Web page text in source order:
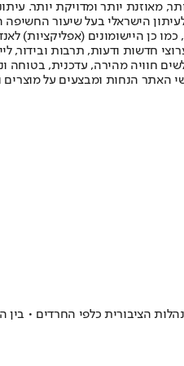
מאוזנת יותר ומדויקת יותר.
פורסמה ב-30 ביולי 2007, וב-2010 הפך "ישראל
חדשות ודעות, תרבות ובידור,
חוויה מהירה, עדכנית,
האתר הנחות ומבצעים על
הציבורית כלפי החרדים • בין